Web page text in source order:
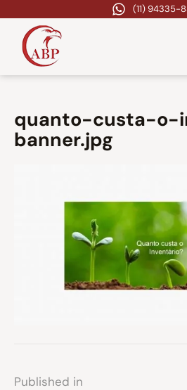
(11) 94335-
quanto-custa-o-
banner.jpg
Published in